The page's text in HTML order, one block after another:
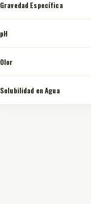
Gravedad Específica
pH
Olor
Solubilidad en Agua